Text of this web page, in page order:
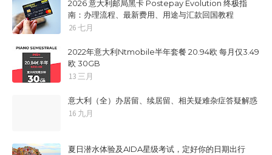
2026 意大利邮局黑卡 Postepay Evolution 终极指
南：办理流程、最新费用、用途与汇款回国教程
26 七月
2022年意大利Ntmobile半年套餐 20.94欧 每月仅3.49
欧 30GB
13 三月
意大利（全）办居留、续居留、相关疑难杂症答疑解惑
16 九月
夏日潜水体验及AIDA星级考试，定好你的日期出行